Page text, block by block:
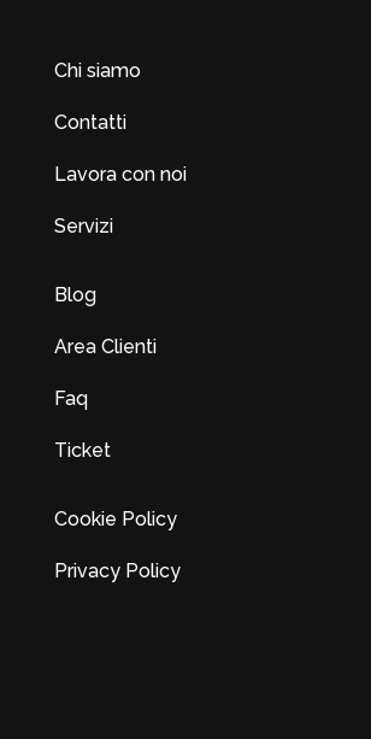
Chi siamo
Contatti
Lavora con noi
Servizi
Blog
Area Clienti
Faq
Ticket
Cookie Policy
Privacy Policy